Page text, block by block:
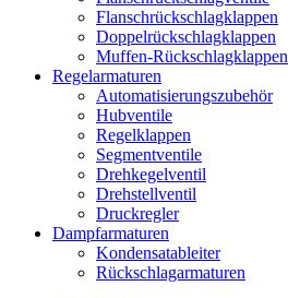
Flanschrückschlagklappen
Doppelrückschlagklappen
Muffen-Rückschlagklappen
Regelarmaturen
Automatisierungszubehör
Hubventile
Regelklappen
Segmentventile
Drehkegelventil
Drehstellventil
Druckregler
Dampfarmaturen
Kondensatableiter
Rückschlagarmaturen